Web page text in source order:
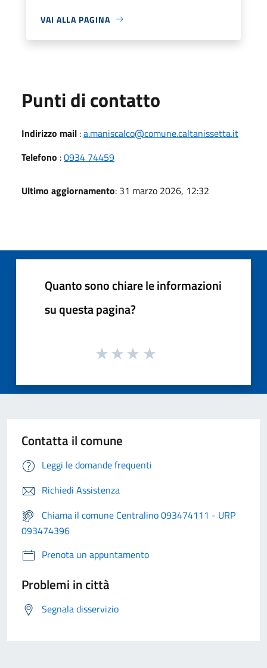
VAI ALLA PAGINA
Punti di contatto
Indirizzo mail :a.maniscalco@comune.caltanissetta.it
Telefono :0934 74459
Ultimo aggiornamento: 31 marzo 2026, 12:32
Quanto sono chiare le informazioni
su questa pagina?
Contatta il comune
Leggi le domande frequenti
Richiedi Assistenza
Chiama il comune Centralino 093474111 - URP
093474396
Prenota un appuntamento
Problemi in città
Segnala disservizio